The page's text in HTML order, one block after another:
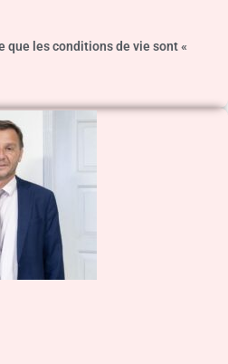
que les conditions de vie sont «